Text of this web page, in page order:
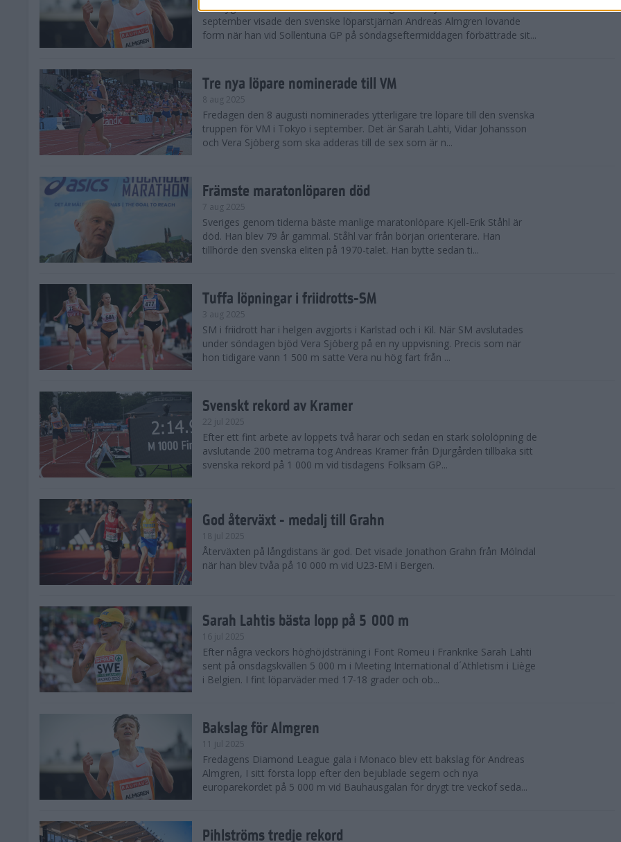
En dryg månad före friidrotts-VM, som avgörs i Tokyo den 13-21
september visade den svenske löparstjärnan Andreas Almgren lovande
form när han vid Sollentuna GP på söndagseftermiddagen förbättrade sit...
Tre nya löpare nominerade till VM
8 aug 2025
Fredagen den 8 augusti nominerades ytterligare tre löpare till den svenska
truppen för VM i Tokyo i september. Det är Sarah Lahti, Vidar Johansson
och Vera Sjöberg som ska adderas till de sex som är n...
Främste maratonlöparen död
7 aug 2025
Sveriges genom tiderna bäste manlige maratonlöpare Kjell-Erik Ståhl är
död. Han blev 79 år gammal. Ståhl var från början orienterare. Han
tillhörde den svenska eliten på 1970-talet. Han bytte sedan ti...
Tuffa löpningar i friidrotts-SM
3 aug 2025
SM i friidrott har i helgen avgjorts i Karlstad och i Kil. När SM avslutades
under söndagen bjöd Vera Sjöberg på en ny uppvisning. Precis som när
hon tidigare vann 1 500 m satte Vera nu hög fart från ...
Svenskt rekord av Kramer
22 jul 2025
Efter ett fint arbete av loppets två harar och sedan en stark sololöpning de
avslutande 200 metrarna tog Andreas Kramer från Djurgården tillbaka sitt
svenska rekord på 1 000 m vid tisdagens Folksam GP...
God återväxt - medalj till Grahn
18 jul 2025
Återväxten på långdistans är god. Det visade Jonathon Grahn från Mölndal
när han blev tvåa på 10 000 m vid U23-EM i Bergen.
Sarah Lahtis bästa lopp på 5 000 m
16 jul 2025
Efter några veckors höghöjdsträning i Font Romeu i Frankrike Sarah Lahti
sent på onsdagskvällen 5 000 m i Meeting International d´Athletism i Liège
i Belgien. I fint löparväder med 17-18 grader och ob...
Bakslag för Almgren
11 jul 2025
Fredagens Diamond League gala i Monaco blev ett bakslag för Andreas
Almgren, I sitt första lopp efter den bejublade segern och nya
europarekordet på 5 000 m vid Bauhausgalan för drygt tre veckof seda...
Pihlströms tredje rekord